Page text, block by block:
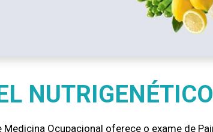
NUTRIGENÉTICO
Medicina Ocupacional oferece o exame de